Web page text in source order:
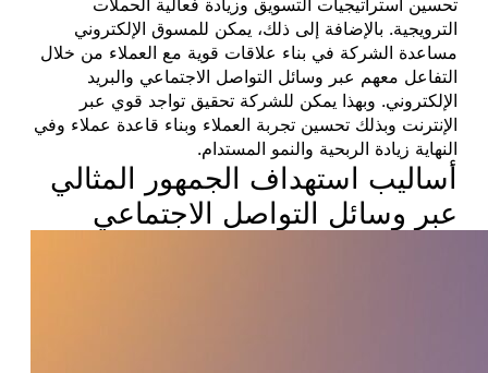
الترويجية. بالإضافة إلى ذلك، يمكن للمسوق الإلكتروني
مساعدة الشركة في بناء علاقات قوية مع العملاء من خلال
التفاعل معهم عبر وسائل التواصل الاجتماعي والبريد
الإلكتروني. وبهذا يمكن للشركة تحقيق تواجد قوي عبر
الإنترنت وبذلك تحسين تجربة العملاء وبناء قاعدة عملاء وفي
النهاية زيادة الربحية والنمو المستدام.
أساليب استهداف الجمهور المثالي
عبر وسائل التواصل الاجتماعي